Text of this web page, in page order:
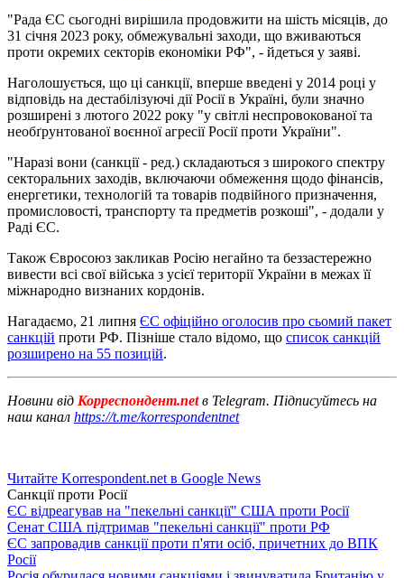
"Рада ЄС сьогодні вирішила продовжити на шість місяців, до
31 січня 2023 року, обмежувальні заходи, що вживаються
проти окремих секторів економіки РФ", - йдеться у заяві.
Наголошується, що ці санкції, вперше введені у 2014 році у
відповідь на дестабілізуючі дії Росії в Україні, були значно
розширені з лютого 2022 року "у світлі неспровокованої та
необґрунтованої воєнної агресії Росії проти України".
"Наразі вони (санкції - ред.) складаються з широкого спектру
секторальних заходів, включаючи обмеження щодо фінансів,
енергетики, технологій та товарів подвійного призначення,
промисловості, транспорту та предметів розкоші", - додали у
Раді ЄС.
Також Євросоюз закликав Росію негайно та беззастережно
вивести всі свої війська з усієї території України в межах її
міжнародно визнаних кордонів.
Нагадаємо, 21 липня ЄС офіційно оголосив про сьомий пакет
санкцій проти РФ. Пізніше стало відомо, що список санкцій
розширено на 55 позицій.
Новини від Корреспондент.netв Telegram. Підписуйтесь на
наш канал https://t.me/korrespondentnet
Читайте Korrespondent.net в Google News
Санкції проти Росії
ЄС відреагував на "пекельні санкції" США проти Росії
Сенат США підтримав "пекельні санкції" проти РФ
ЄС запровадив санкції проти п'яти осіб, причетних до ВПК
Росії